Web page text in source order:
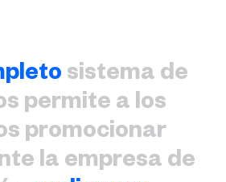
sistema de
permite a los
promocionar
la empresa de